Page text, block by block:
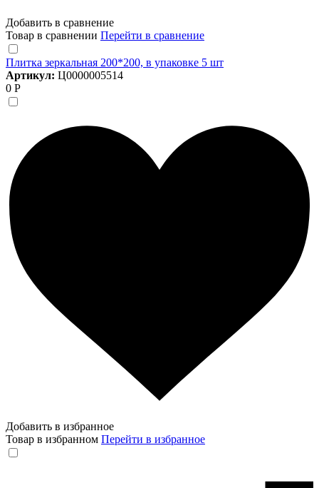
Добавить в сравнение
Товар в сравнении Перейти в сравнение
Плитка зеркальная 200*200, в упаковке 5 шт
Артикул: Ц0000005514
0 Р
Добавить в избранное
Товар в избранном Перейти в избранное